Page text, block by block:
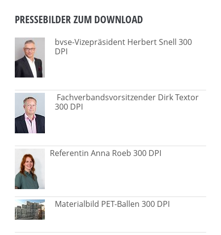
PRESSEBILDER ZUM DOWNLOAD
bvse-Vizepräsident Herbert Snell 300
DPI
Fachverbandsvorsitzender Dirk Textor
300 DPI
Referentin Anna Roeb 300 DPI
Materialbild PET-Ballen 300 DPI